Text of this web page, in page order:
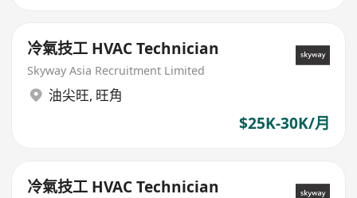
冷氣技工 HVAC Technician
Skyway Asia Recruitment Limited
油尖旺, 旺角
$25K-30K/月
冷氣技工 HVAC Technician